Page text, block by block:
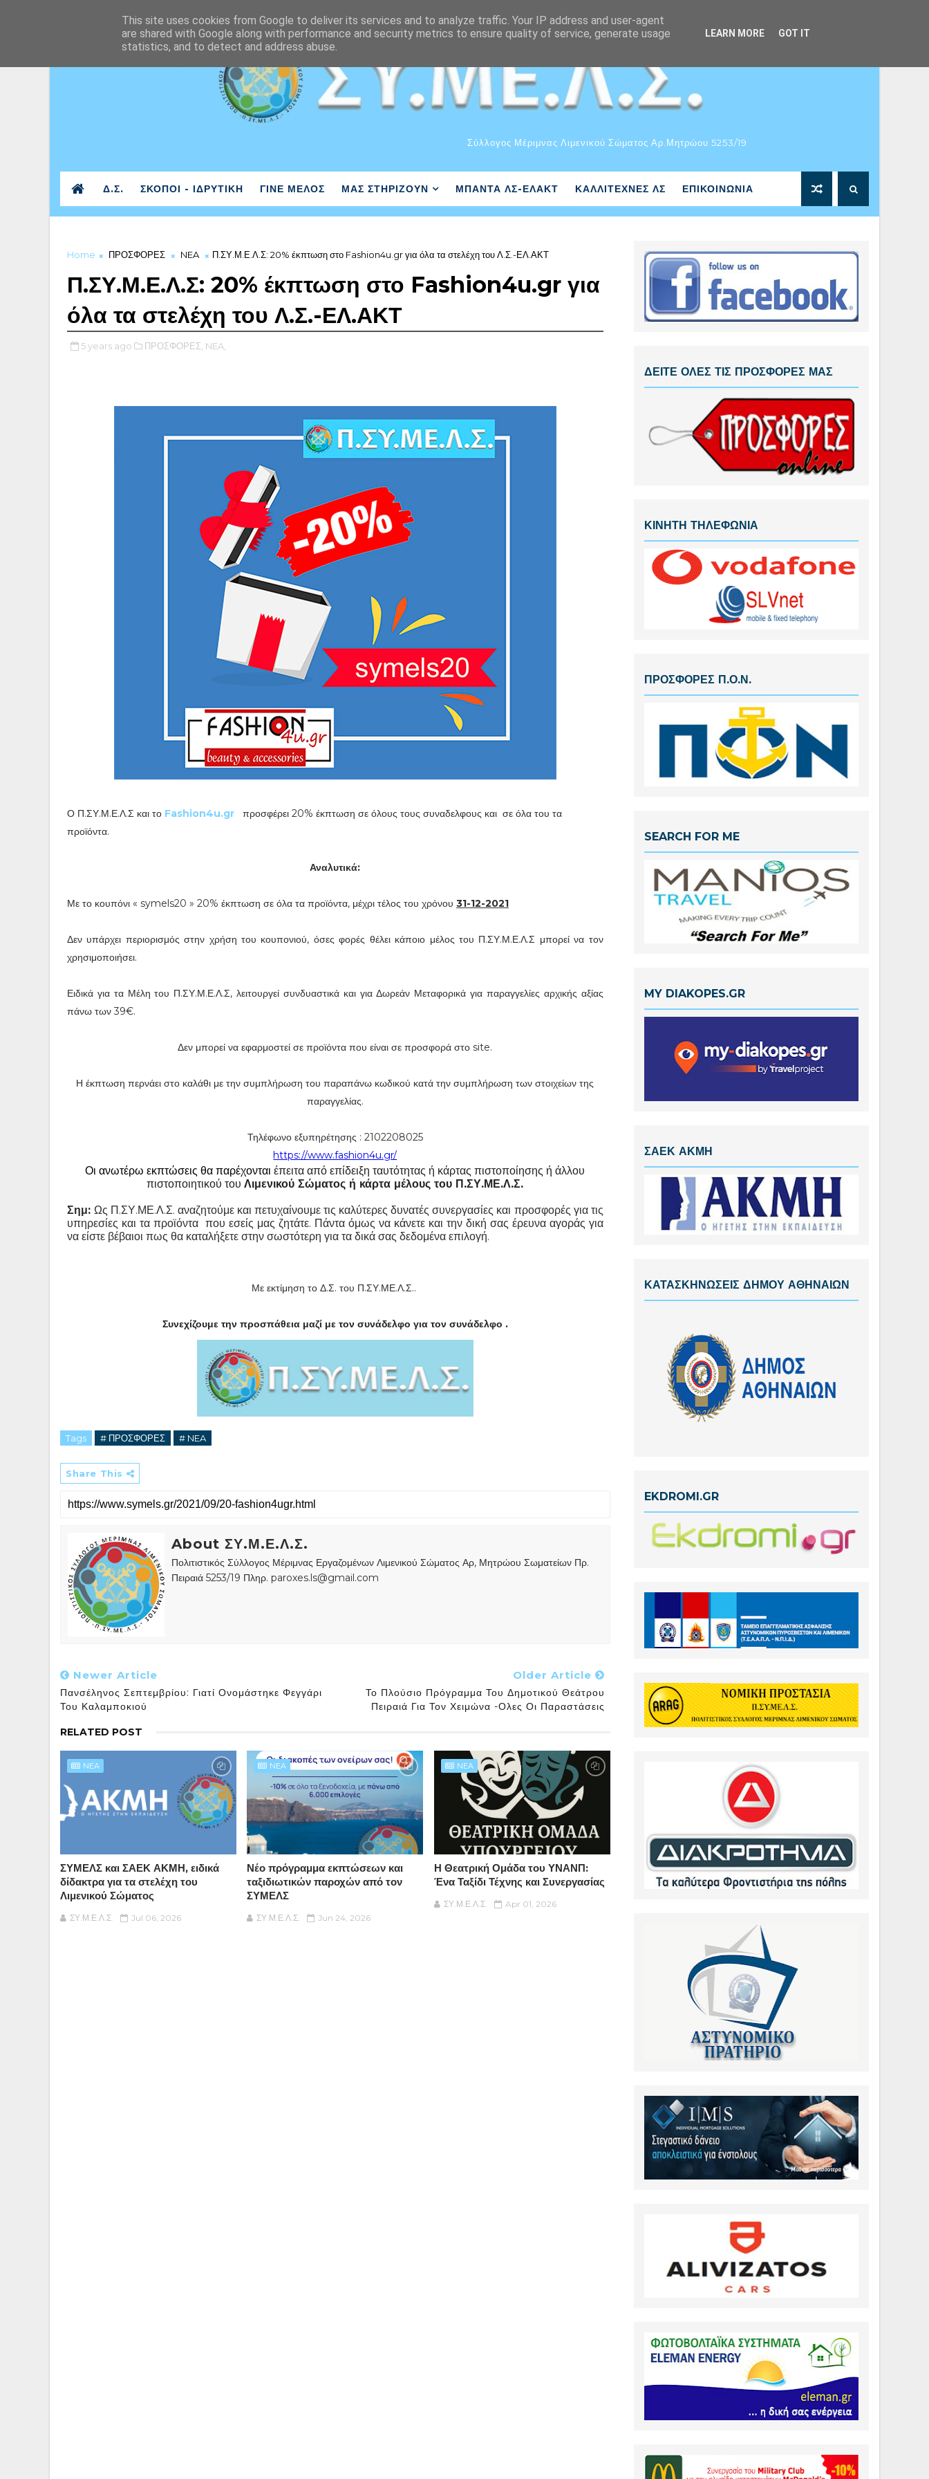
Σύλλογος Μέριμνας Λιμενικού Σώματος Αρ.Μητρώου 5253/19
Δ.Σ. ΣΚΟΠΟΙ - ΙΔΡΥΤΙΚΗ ΓΙΝΕ ΜΕΛΟΣ ΜΑΣ ΣΤΗΡΙΖΟΥΝ ΜΠΑΝΤΑ ΛΣ-ΕΛΑΚΤ ΚΑΛΛΙΤΕΧΝΕΣ ΛΣ ΕΠΙΚΟΙΝΩΝΙΑ
Home ΠΡΟΣΦΟΡΕΣ NEA Π.ΣΥ.Μ.Ε.Λ.Σ: 20% έκπτωση στο Fashion4u.gr για όλα τα στελέχη του Λ.Σ.-ΕΛ.ΑΚΤ
Π.ΣΥ.Μ.Ε.Λ.Σ: 20% έκπτωση στο Fashion4u.gr για
όλα τα στελέχη του Λ.Σ.-ΕΛ.ΑΚΤ
5 years ago ΠΡΟΣΦΟΡΕΣ, NEA,
Ο Π.ΣΥ.Μ.Ε.Λ.Σ και το Fashion4u.gr προσφέρει 20% έκπτωση σε όλους τους συναδελφους και σε όλα του τα
προϊόντα.
Αναλυτικά:
Με το κουπόνι « symels20 » 20% έκπτωση σε όλα τα προϊόντα, μέχρι τέλος του χρόνου 31-12-2021
Δεν υπάρχει περιορισμός στην χρήση του κουπονιού, όσες φορές θέλει κάποιο μέλος του Π.ΣΥ.Μ.Ε.Λ.Σ μπορεί να τον
χρησιμοποιήσει.
Ειδικά για τα Μέλη του Π.ΣΥ.Μ.Ε.Λ.Σ, λειτουργεί συνδυαστικά και για Δωρεάν Μεταφορικά για παραγγελίες αρχικής αξίας
πάνω των 39€.
Δεν μπορεί να εφαρμοστεί σε προϊόντα που είναι σε προσφορά στο site.
Η έκπτωση περνάει στο καλάθι με την συμπλήρωση του παραπάνω κωδικού κατά την συμπλήρωση των στοιχείων της
παραγγελίας.
Τηλέφωνο εξυπηρέτησης : 2102208025
https://www.fashion4u.gr/
Οι ανωτέρω εκπτώσεις θα παρέχονταιέπειτα από επίδειξη ταυτότητας ή κάρτας πιστοποίησης ή άλλου
πιστοποιητικού τουΛιμενικού Σώματος ή κάρτα μέλους του Π.ΣΥ.ΜΕ.Λ.Σ.
Σημ:Ως Π.ΣΥ.ΜΕ.Λ.Σ. αναζητούμε και πετυχαίνουμε τις καλύτερες δυνατές συνεργασίες και προσφορές για τις
υπηρεσίες και τα προϊόντα που εσείς μας ζητάτε. Πάντα όμως να κάνετε και την δική σας έρευνα αγοράς για
να είστε βέβαιοι πως θα καταλήξετε στην σωστότερη για τα δικά σας δεδομένα επιλογή.
Με εκτίμηση το Δ.Σ. του Π.ΣΥ.ΜΕ.Λ.Σ..
Συνεχίζουμε την προσπάθεια μαζί με τον συνάδελφο για τον συνάδελφο .
Tags # ΠΡΟΣΦΟΡΕΣ # NEA
Share This
About ΣΥ.Μ.Ε.Λ.Σ.
Πολιτιστικός Σύλλογος Μέριμνας Εργαζομένων Λιμενικού Σώματος Αρ, Μητρώου Σωματείων Πρ.
Πειραιά 5253/19 Πληρ. paroxes.ls@gmail.com
Newer Article
Πανσέληνος Σεπτεμβρίου: Γιατί Ονομάστηκε Φεγγάρι
Του Καλαμποκιού
Older Article
Το Πλούσιο Πρόγραμμα Του Δημοτικού Θεάτρου
Πειραιά Για Τον Χειμώνα -Ολες Οι Παραστάσεις
RELATED POST
NEA
ΣΥΜΕΛΣ και ΣΑΕΚ ΑΚΜΗ, ειδικά
δίδακτρα για τα στελέχη του
Λιμενικού Σώματος
ΣΥ.Μ.Ε.Λ.Σ. Jul 06, 2026
NEA
Νέο πρόγραμμα εκπτώσεων και
ταξιδιωτικών παροχών από τον
ΣΥΜΕΛΣ
ΣΥ.Μ.Ε.Λ.Σ. Jun 24, 2026
NEA
Η Θεατρική Ομάδα του ΥΝΑΝΠ:
Ένα Ταξίδι Τέχνης και Συνεργασίας
ΣΥ.Μ.Ε.Λ.Σ. Apr 01, 2026
ΔΕΙΤΕ ΟΛΕΣ ΤΙΣ ΠΡΟΣΦΟΡΕΣ ΜΑΣ
ΚΙΝΗΤΗ ΤΗΛΕΦΩΝΙΑ
ΠΡΟΣΦΟΡΕΣ Π.Ο.Ν.
SEARCH FOR ME
MY DIAKOPES.GR
ΣΑΕΚ ΑΚΜΗ
ΚΑΤΑΣΚΗΝΩΣΕΙΣ ΔΗΜΟΥ ΑΘΗΝΑΙΩΝ
EKDROMI.GR
This site uses cookies from Google to deliver its services and to analyze traffic. Your IP address and user-agent
are shared with Google along with performance and security metrics to ensure quality of service, generate usage
statistics, and to detect and address abuse.
LEARN MORE GOT IT